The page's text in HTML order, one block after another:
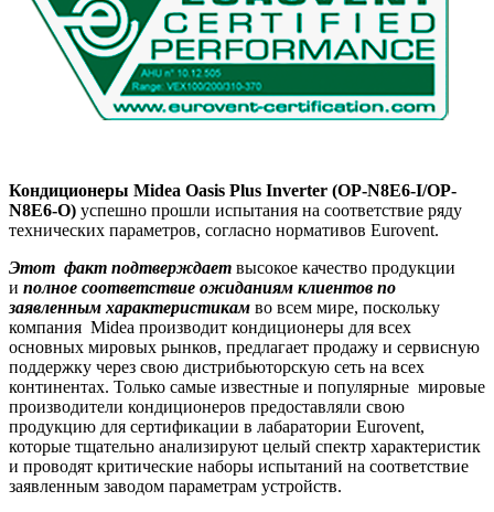
Кондиционеры Midea Oasis Plus Inverter (OP-N8E6-I/OP-
N8E6-O) успешно прошли испытания на соответствие ряду
технических параметров, согласно нормативов Eurovent.
Этот факт подтверждает высокое качество продукции
и полное соответствие ожиданиям клиентов по
заявленным характеристикам во всем мире, поскольку
компания Midea производит кондиционеры для всех
основных мировых рынков, предлагает продажу и сервисную
поддержку через свою дистрибьюторскую сеть на всех
континентах. Только самые известные и популярные мировые
производители кондиционеров предоставляли свою
продукцию для сертификации в лабаратории Eurovent,
которые тщательно анализируют целый спектр характеристик
и проводят критические наборы испытаний на соответствие
заявленным заводом параметрам устройств.